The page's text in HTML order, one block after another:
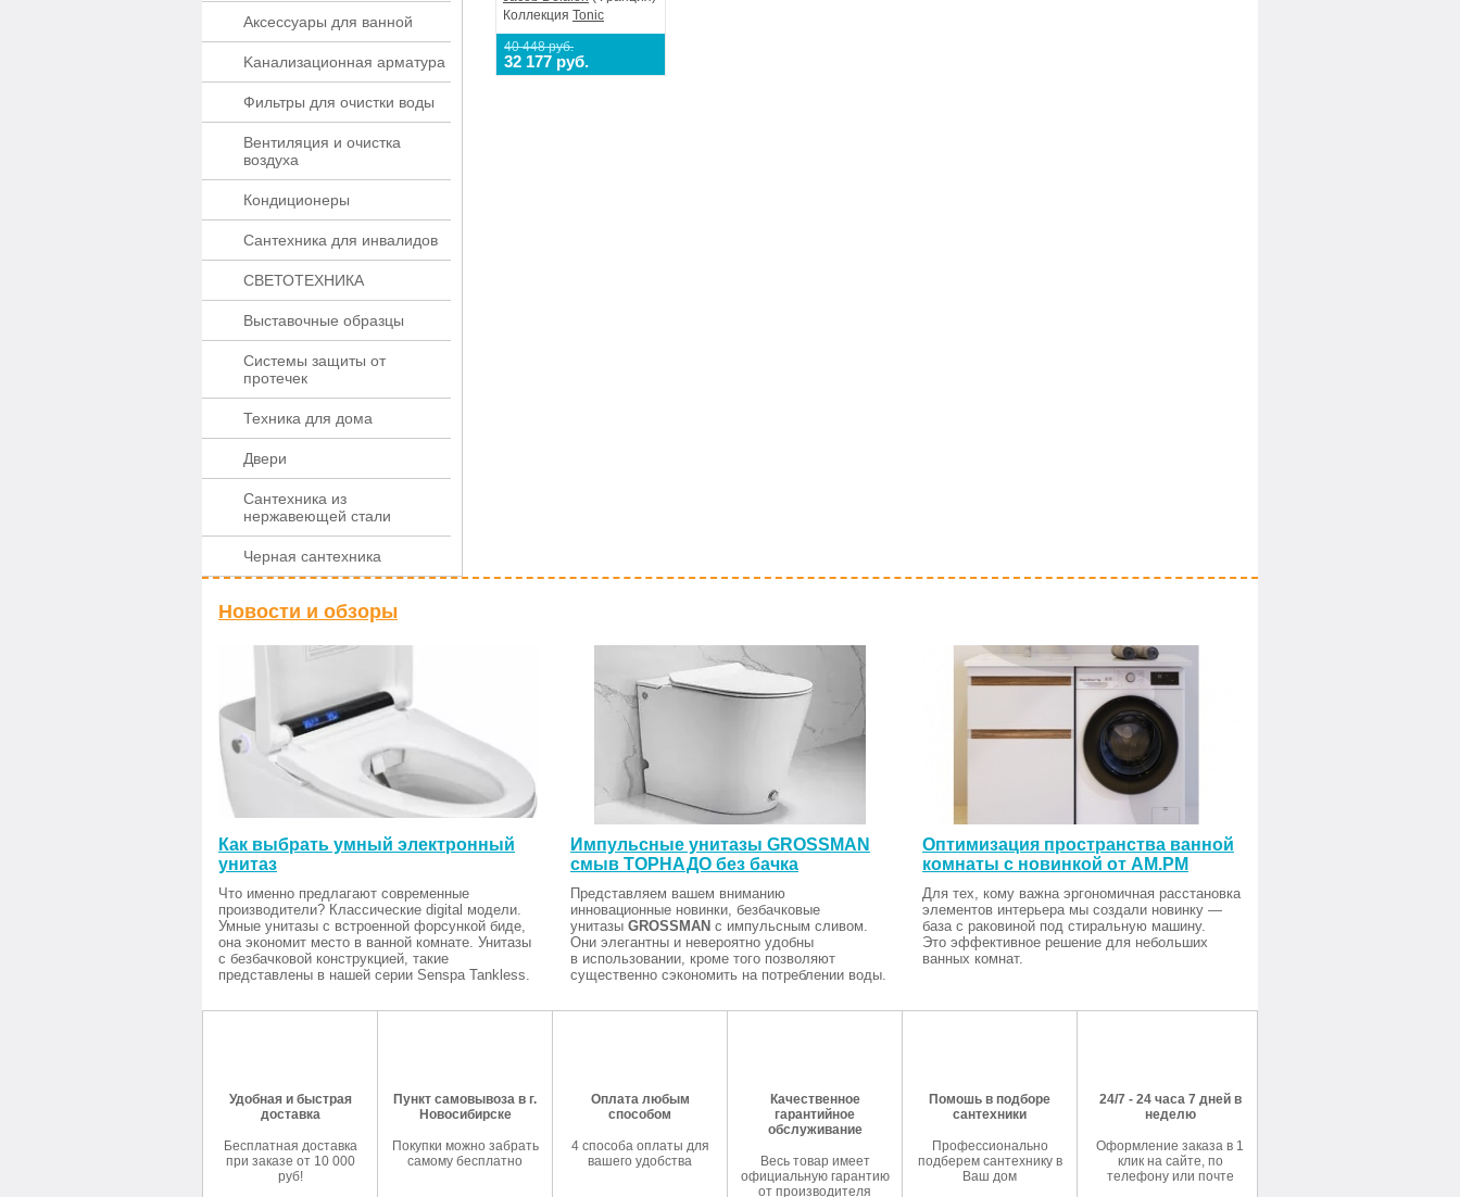
Аксессуары для ванной
Kaнaлизaционнaя apматypa
Фильтры для очистки воды
Вентиляция и очистка
воздуха
Кондиционеры
Сантехника для инвалидов
СВЕТОТЕХНИКА
Выставочные образцы
Системы защиты от
протечек
Техника для дома
Двери
Сантехника из
нержавеющей стали
Черная сантехника
Коллекция Tonic
40 448 руб.
32 177 руб.
Новости и обзоры
Как выбрать умный электронный
унитаз
Что именно предлагают современные
производители? Классические digital модели.
Умные унитазы с встроенной форсункой биде,
она экономит место в ванной комнате. Унитазы
с безбачковой конструкцией, такие
представлены в нашей серии Senspa Tankless.
Импульсные унитазы GROSSMAN
смыв ТОРНАДО без бачка
Представляем вашем вниманию
инновационные новинки, безбачковые
унитазы GROSSMAN с импульсным сливом.
Они элегантны и невероятно удобны
в использовании, кроме того позволяют
существенно сэкономить на потреблении воды.
Оптимизация пространства ванной
комнаты с новинкой от AM.PM
Для тех, кому важна эргономичная расстановка
элементов интерьера мы создали новинку —
база с раковиной под стиральную машину.
Это эффективное решение для небольших
ванных комнат.
Удобная и быстрая
доставка
Бесплатная доставка
при заказе от 10 000
руб!
Пункт самовывоза в г.
Новосибирске
Покупки можно забрать
самому бесплатно
Оплата любым
способом
4 способа оплаты для
вашего удобства
Качественное
гарантийное
обслуживание
Весь товар имеет
официальную гарантию
от производителя
Помошь в подборе
сантехники
Профессионально
подберем сантехнику в
Ваш дом
24/7 - 24 часа 7 дней в
неделю
Оформление заказа в 1
клик на сайте, по
телефону или почте